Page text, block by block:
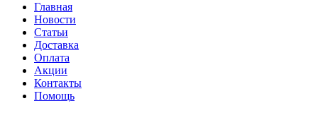
Главная
Новости
Статьи
Доставка
Оплата
Акции
Контакты
Помощь